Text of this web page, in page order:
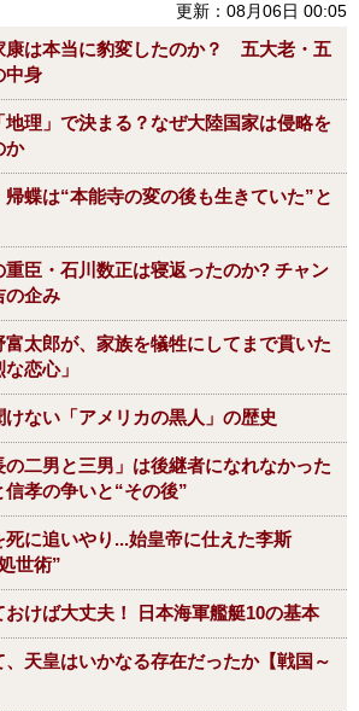
更新：08月06日 00:05
康は本当に豹変したのか？ 五大老・五
中身
理」で決まる？なぜ大陸国家は侵略を
か
蝶は“本能寺の変の後も生きていた”と
重臣・石川数正は寝返ったのか? チャン
の企み
太郎が、家族を犠牲にしてまで貫いた
恋心」
ない「アメリカの黒人」の歴史
二男と三男」は後継者になれなかった
孝の争いと“その後”
に追いやり...始皇帝に仕えた李斯
世術”
おけば大丈夫！ 日本海軍艦艇10の基本
、天皇はいかなる存在だったか【戦国～